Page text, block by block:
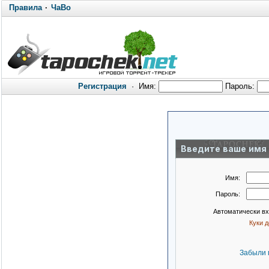
Правила· ЧаВо
Регистрация · Имя: Пароль:
Введите ваше имя
Имя:
Пароль:
Автоматически
Куки
Забыли